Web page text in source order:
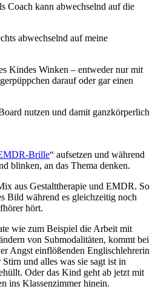
Coach kann abwechselnd auf die
abwechselnd auf meine
Kindes Winken – entweder nur mit
darauf oder gar einen
nutzen und damit ganzkörperlich
Brille“ aufsetzen und während
blinken, an das Thema denken.
aus Gestalttherapie und EMDR. So
Bild während es gleichzeitig noch
hört.
wie zum Beispiel die Arbeit mit
von Submodalitäten, kommt bei
Angst einflößenden Englischlehrerin
und alles was sie sagt ist in
Oder das Kind geht ab jetzt mit
ins Klassenzimmer hinein.